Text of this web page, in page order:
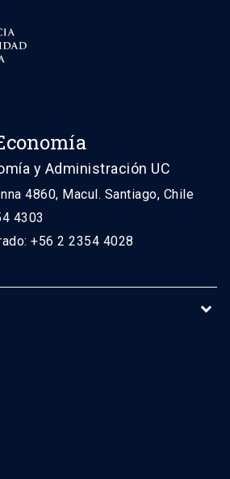
y Administración UC
4860, Macul. Santiago, Chile
4303
+56 2 2354 4028